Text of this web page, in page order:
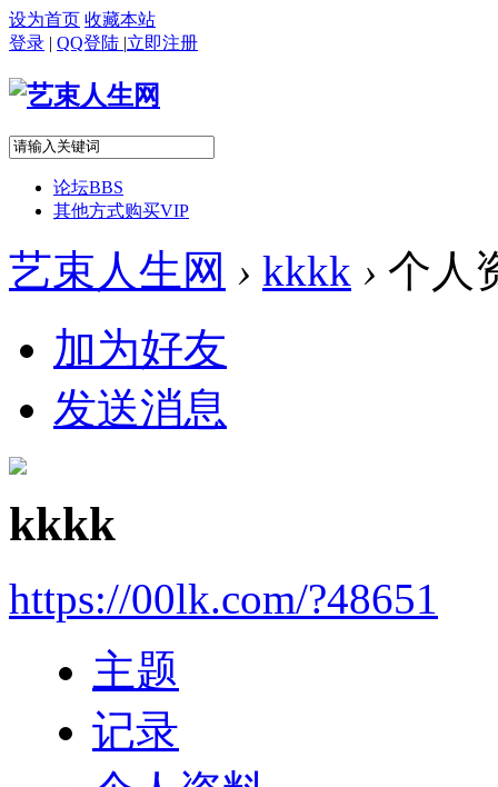
设为首页 收藏本站
登录 | QQ登陆 |立即注册
论坛BBS
其他方式购买VIP
艺束人生网 › kkkk › 个人
加为好友
发送消息
kkkk
https://00lk.com/?48651
主题
记录